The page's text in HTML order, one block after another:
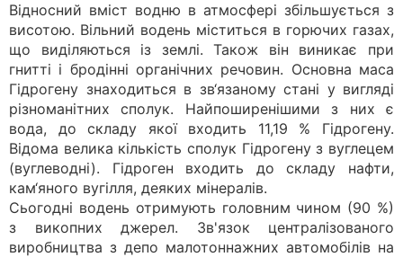
Відносний вміст водню в атмосфері збільшується з
висотою. Вільний водень міститься в горючих газах,
що виділяються із землі. Також він виникає при
гнитті і бродінні органічних речовин. Основна маса
Гідрогену знаходиться в зв‘язаному стані у вигляді
різноманітних сполук. Найпоширенішими з них є
вода, до складу якої входить 11,19 % Гідрогену.
Відома велика кількість сполук Гідрогену з вуглецем
(вуглеводні). Гідроген входить до складу нафти,
кам‘яного вугілля, деяких мінералів.
Сьогодні водень отримують головним чином (90 %)
з викопних джерел. Зв'язок централізованого
виробництва з депо малотоннажних автомобілів на